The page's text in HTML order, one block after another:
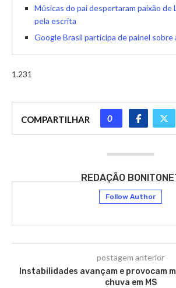
Músicas do pai despertaram paixão de
pela escrita
Google Brasil participa de painel sobre
1.231
COMPARTILHAR 0
REDAÇÃO
Follow Author
postagem anterior
Instabilidades avançam e provocam
chuva em MS